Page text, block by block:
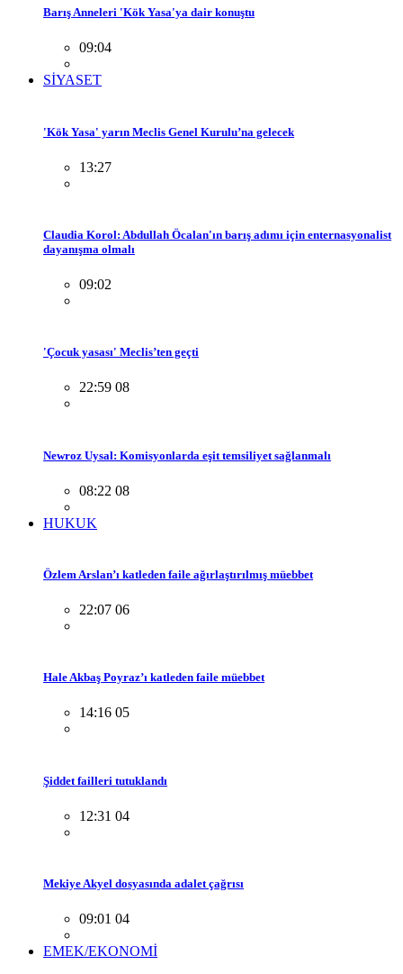
Barış Anneleri 'Kök Yasa'ya dair konuştu
09:04
SİYASET
'Kök Yasa' yarın Meclis Genel Kurulu’na gelecek
13:27
Claudia Korol: Abdullah Öcalan'ın barış adımı için enternasyonalist
dayanışma olmalı
09:02
'Çocuk yasası' Meclis’ten geçti
22:59 08
Newroz Uysal: Komisyonlarda eşit temsiliyet sağlanmalı
08:22 08
HUKUK
Özlem Arslan’ı katleden faile ağırlaştırılmış müebbet
22:07 06
Hale Akbaş Poyraz’ı katleden faile müebbet
14:16 05
Şiddet failleri tutuklandı
12:31 04
Mekiye Akyel dosyasında adalet çağrısı
09:01 04
EMEK/EKONOMİ